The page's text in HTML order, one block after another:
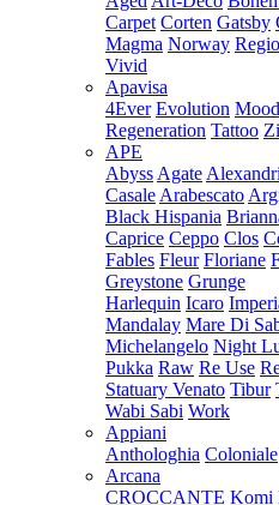
Carpet Corten Gatsby
Magma Norway Regio
Vivid
Apavisa
4Ever Evolution Mood
Regeneration Tattoo
APE
Abyss Agate
Casale Arabescato
Black Hispania
Caprice Ceppo Clos
Fables Fleur Floriane
Greystone Grunge
Harlequin Icaro
Mandalay Mare Di
Michelangelo Night
Pukka Raw Re Use
Statuary Venato Tibur
Wabi Sabi Work
Appiani
Anthologhia Coloniale
Arcana
CROCCANTE Komi